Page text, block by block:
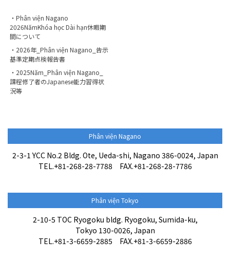
・Phân viện Nagano
2026NămKhóa học Dài hạn休暇期
間について
・2026年_Phân viện Nagano_告示
基準定期点検報告書
・2025Năm_Phân viện Nagano_
課程修了者のJapanese能力習得状
況等
Phân viện Nagano
2-3-1 YCC No.2 Bldg. Ote, Ueda-shi, Nagano 386-0024, Japan
TEL.+81-268-28-7788 FAX.+81-268-28-7786
Phân viện Tokyo
2-10-5 TOC Ryogoku bldg. Ryogoku, Sumida-ku,
Tokyo 130-0026, Japan
TEL.+81-3-6659-2885 FAX.+81-3-6659-2886